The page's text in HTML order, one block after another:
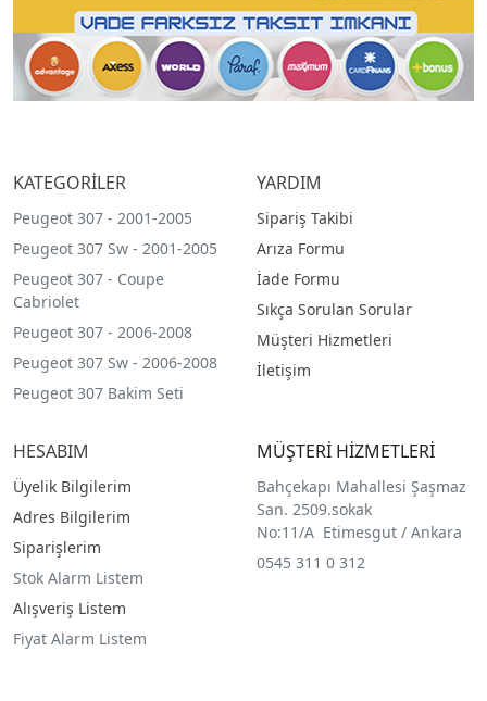
KATEGORİLER
Peugeot 307 - 2001-2005
Peugeot 307 Sw - 2001-2005
Peugeot 307 - Coupe
Cabriolet
Peugeot 307 - 2006-2008
Peugeot 307 Sw - 2006-2008
Peugeot 307 Bakim Seti
YARDIM
Sipariş Takibi
Arıza Formu
İade Formu
Sıkça Sorulan Sorular
Müşteri Hizmetleri
İletişim
HESABIM
Üyelik Bilgilerim
Adres Bilgilerim
Siparişlerim
Stok Alarm Listem
Alışveriş Listem
Fiyat Alarm Listem
MÜŞTERİ HİZMETLERİ
Bahçekapı Mahallesi Şaşmaz
San. 2509.sokak
No:11/A Etimesgut / Ankara
0545 311 0 312